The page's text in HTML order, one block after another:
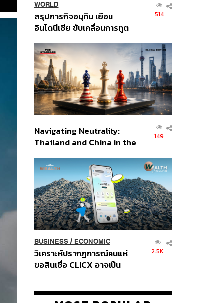
WORLD
สรุปภารกิจอนุทิน เยือน
อินโดนีเซีย ขับเคลื่อนการทูต
ส่วนยุทธศาสตร์ไทย –
อินโดนีเซีย
514
Navigating Neutrality:
Thailand and China in the
Order
149
BUSINESS/ ECONOMIC
วิเคราะห์ปรากฏการณ์คนแห่
ขอสินเชื่อ CLICX อาจเป็น
ปัญหาหนี้ครัวเรือนไทยที่ถูกซุก
2.5K